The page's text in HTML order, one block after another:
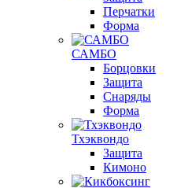
Перчатки
Форма
САМБО
Борцовки
Защита
Снаряды
Форма
Тхэквондо
Защита
Кимоно